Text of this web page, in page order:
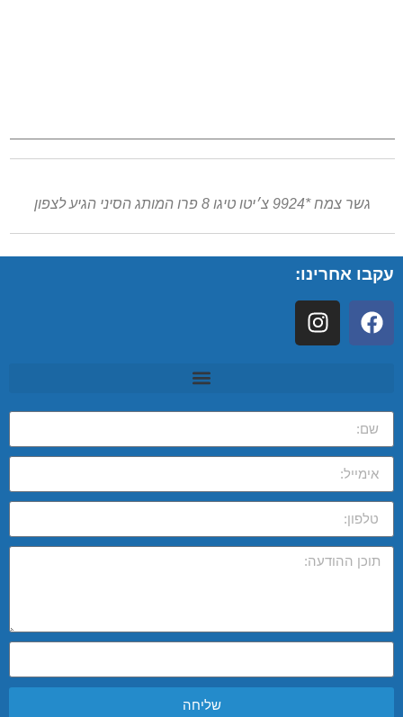
גשר צמח *9924 צ׳יטו טיגו 8 פרו המותג הסיני הגיע לצפון
עקבו אחרינו:
שליחה